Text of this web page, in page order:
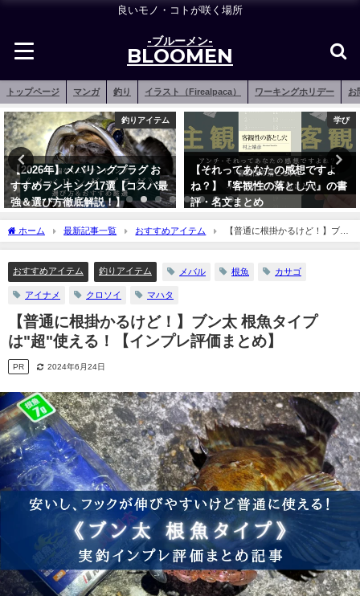
良いモノ・コトが咲く場所
-ブルーメン-
BLOOMEN
トップページ マンガ 釣り イラスト（Firealpaca） ワーキングホリデー お
釣りアイテム
【2026年】メバリングプラグ お
すすめランキング17選【コスパ最
強＆選び方徹底解説！】
学び
【それってあなたの感想ですよ
ね？】『客観性の落とし穴』の書
評・名文まとめ
ホーム 最新記事一覧 おすすめアイテム
【普通に根掛かるけど！】ブン
太 根魚タイプは"超"使える！【インプレ評価まとめ】
おすすめアイテム 釣りアイテム メバル 根魚 カサゴ
アイナメ クロソイ マハタ
【普通に根掛かるけど！】ブン太 根魚タイプ
は"超"使える！【インプレ評価まとめ】
PR 2024年6月24日